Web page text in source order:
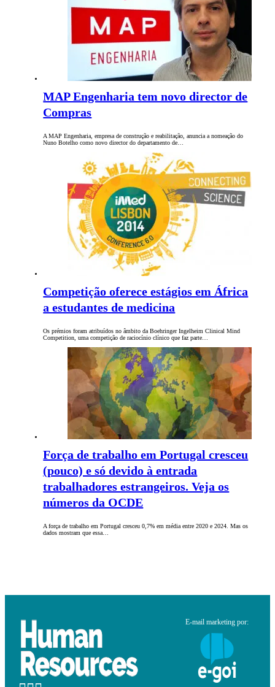
MAP Engenharia tem novo director de
Compras
A MAP Engenharia, empresa de construção e reabilitação, anuncia a nomeação do
Nuno Botelho como novo director do departamento de…
Competição oferece estágios em África
a estudantes de medicina
Os prémios foram atribuídos no âmbito da Boehringer Ingelheim Clinical Mind
Competition, uma competição de raciocínio clínico que faz parte…
Força de trabalho em Portugal cresceu
(pouco) e só devido à entrada
trabalhadores estrangeiros. Veja os
números da OCDE
A força de trabalho em Portugal cresceu 0,7% em média entre 2020 e 2024. Mas os
dados mostram que essa…
E-mail marketing por: